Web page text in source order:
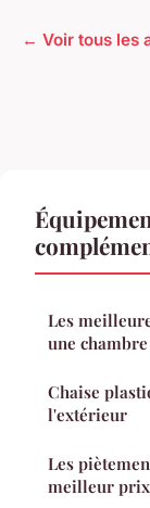
← Voir tous les
Les
une
Chaise
l'extérieur
Les
meilleur prix